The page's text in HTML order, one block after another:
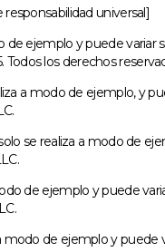
universal]
de ejemplo y puede
los derechos
a modo de ejemplo, y
se realiza a modo de
de ejemplo y puede
de ejemplo y